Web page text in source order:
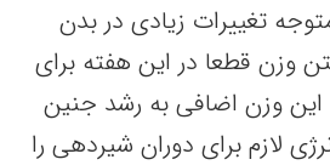
متوجه تغییرات زیادی در بدن
وزن قطعا در این هفته برای
وزن اضافی به رشد جنین
لازم برای دوران شیردهی را